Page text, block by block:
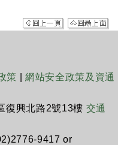
策 |網站安全政策及資通
復興北路2號13樓 交通
9417 or